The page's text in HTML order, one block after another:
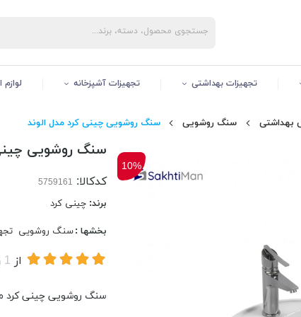
تجهیزات بهداشتی تجهیزات آشپزخانه لوازم
بهداشتی سنگ روشویی سنگ روشویی چینی کرد مدل الوند
10%
سنگ روشویی
کدکالا:
برند:چینی کرد
بخشها :سنگ روشویی
از 1
سنگ روشویی چینی کرد